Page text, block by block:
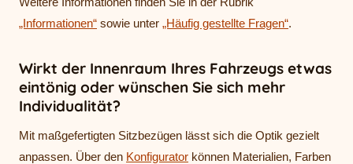
„Informationen“ sowie unter „Häufig gestellte Fragen“.
Wirkt der Innenraum Ihres Fahrzeugs etwas
eintönig oder wünschen Sie sich mehr
Individualität?
Mit maßgefertigten Sitzbezügen lässt sich die Optik gezielt
anpassen. Über den Konfigurator können Materialien, Farben